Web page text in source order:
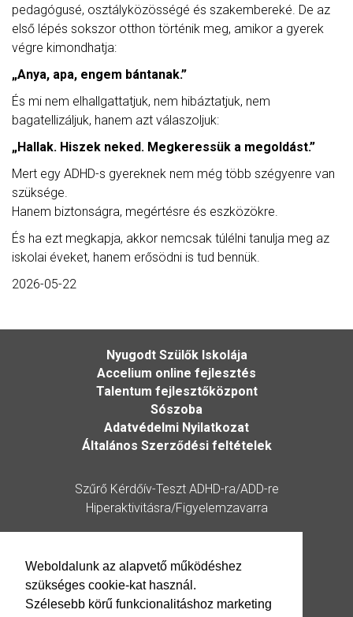
Weboldalunk az alapvető működéshez
szükséges cookie-kat használ.
Szélesebb körű funkcionalitáshoz marketing
pedagógusé, osztályközösségé és szakembereké. De az
első lépés sokszor otthon történik meg, amikor a gyerek
végre kimondhatja:
„Anya, apa, engem bántanak.”
És mi nem elhallgattatjuk, nem hibáztatjuk, nem
bagatellizáljuk, hanem azt válaszoljuk:
„Hallak. Hiszek neked. Megkeressük a megoldást.”
Mert egy ADHD-s gyereknek nem még több szégyenre van
szüksége.
Hanem biztonságra, megértésre és eszközökre.
És ha ezt megkapja, akkor nemcsak túlélni tanulja meg az
iskolai éveket, hanem erősödni is tud bennük.
2026-05-22
Nyugodt Szülők Iskolája
Accelium online fejlesztés
Talentum fejlesztőközpont
Sószoba
Adatvédelmi Nyilatkozat
Általános Szerződési feltételek
Szűrő Kérdőív-Teszt ADHD-ra/ADD-re
Hiperaktivitásra/Figyelemzavarra
Elérhetőség